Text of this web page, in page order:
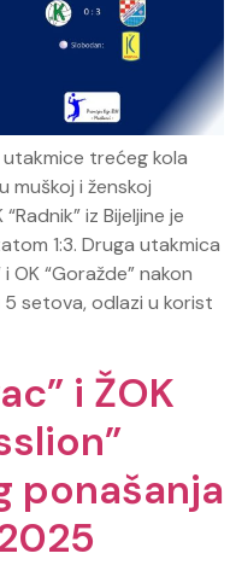
utakmice trećeg kola
muškoj i ženskoj
iz Bijeljine je
1:3. Druga utakmica
OK “Goražde” nakon
setova, odlazi u korist
i ŽOK
ponašanja